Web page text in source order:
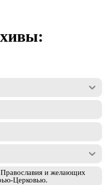
и желающих
Церковью.